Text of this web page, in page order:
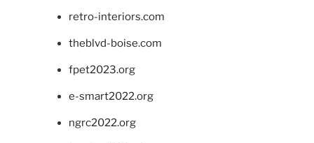
retro-interiors.com
theblvd-boise.com
fpet2023.org
e-smart2022.org
ngrc2022.org